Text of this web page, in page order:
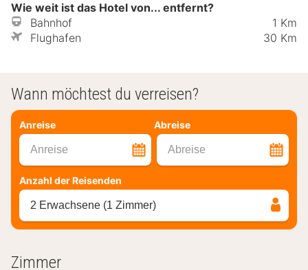
Wie weit ist das Hotel von... entfernt?
Bahnhof
1 Km
Flughafen
30 Km
Wann möchtest du verreisen?
Anreise Abreise
Anreise Abreise
Anzahl der Reisenden
2 Erwachsene (1 Zimmer)
Zimmer